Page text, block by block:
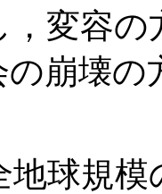
，変容
崩壊
球規